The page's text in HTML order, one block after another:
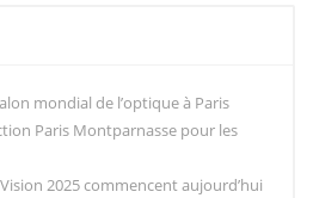
mondial de l’optique à Paris
Paris Montparnasse pour les
2025 commencent aujourd’hui